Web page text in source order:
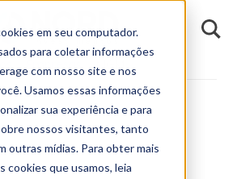
em seu computador.
para coletar informações
com nosso site e nos
Usamos essas informações
sua experiência e para
nossos visitantes, tanto
outras mídias. Para obter mais
cookies que usamos, leia
MGM